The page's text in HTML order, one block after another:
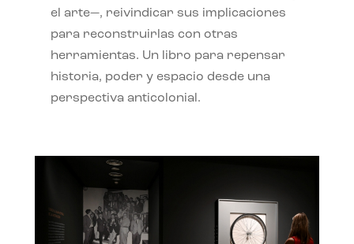
el arte—, reivindicar sus implicaciones
para reconstruirlas con otras
herramientas. Un libro para repensar
historia, poder y espacio desde una
perspectiva anticolonial.